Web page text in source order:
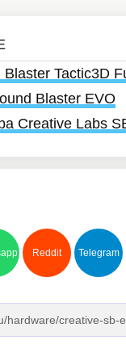
Blaster Tactic3D
Blaster EVO
Creative Labs
Reddit Telegram